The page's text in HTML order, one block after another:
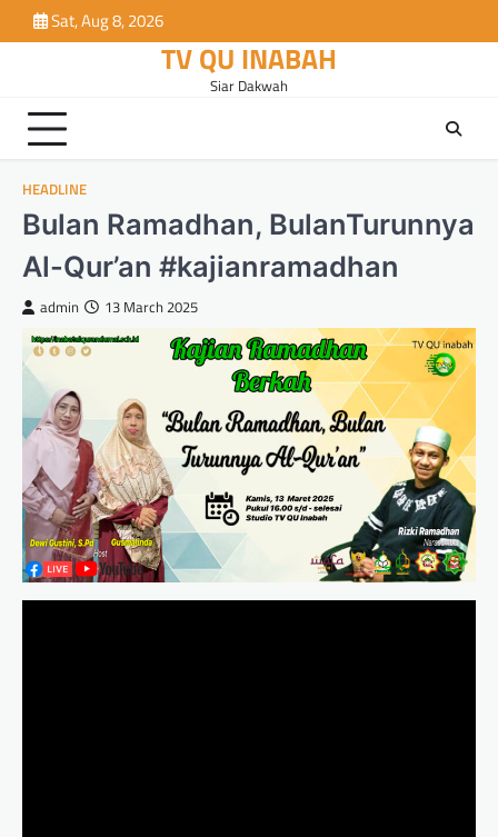
to
Sat, Aug 8, 2026
TV QU INABAH
Siar Dakwah
HEADLINE
Bulan Ramadhan, BulanTurunnya
Al-Qur’an #kajianramadhan
admin 13 March 2025